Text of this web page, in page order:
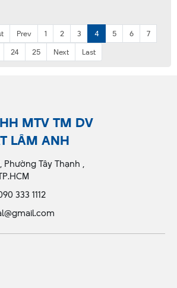
Prev 1 2 3 4 5 6
7
24 25 Next Last
MTV TM DV
LÂM ANH
Phường Tây Thạnh ,
333 1112